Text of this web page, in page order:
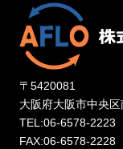
〒5420081
大阪府大阪市中央
TEL:06-6578-2223
FAX:06-6578-2228